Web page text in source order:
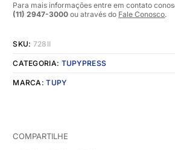
Para mais informações entre em contato
(11) 2947-3000 ou através do Fale Conosco.
SKU: 728II
CATEGORIA: TUPYPRESS
MARCA:TUPY
COMPARTILHE